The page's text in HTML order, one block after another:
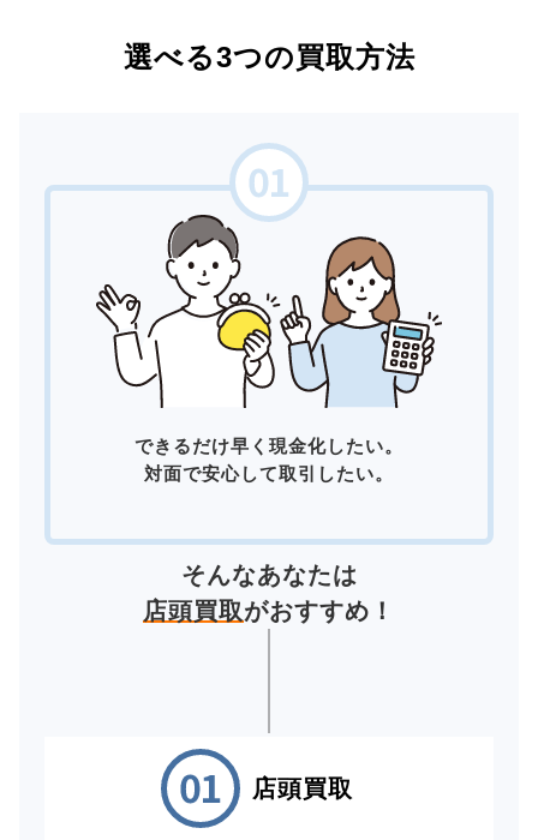
選べる3つの買取方法
できるだけ早く現金化したい。
対面で安心して取引したい。
そんなあなたは
店頭買取がおすすめ！
店頭買取